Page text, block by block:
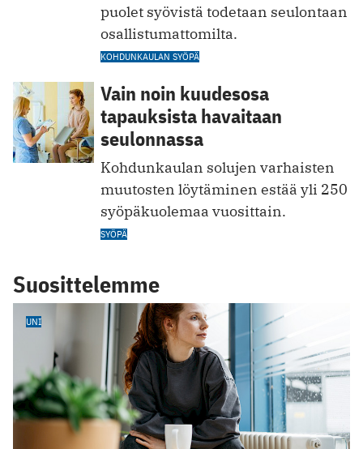
puolet syövistä todetaan seulontaan
osallistumattomilta.
KOHDUNKAULAN SYÖPÄ
Vain noin kuudesosa
tapauksista havaitaan
seulonnassa
Kohdunkaulan solujen varhaisten
muutosten löytäminen estää yli 250
syöpäkuolemaa vuosittain.
SYÖPÄ
Suosittelemme
UNI